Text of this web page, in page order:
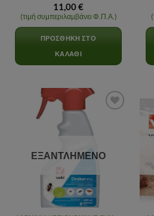
11,00€
(τιμή συμπεριλαμβάνει Φ.Π.Α.)
ΠΡΟΣΘΉΚΗ ΣΤΟ
ΚΑΛΆΘΙ
Αγαπημένα
ΕΞΑΝΤΛΗΜΈΝΟ